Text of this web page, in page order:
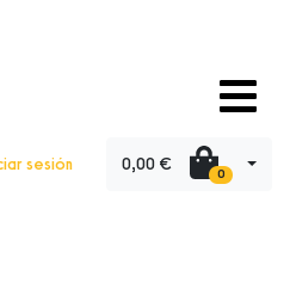
sesión 0,00 € 0